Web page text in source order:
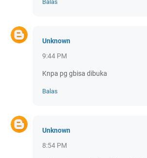
Balas
Unknown
9:44 PM
Knpa pg gbisa dibuka
Balas
Unknown
8:54 PM